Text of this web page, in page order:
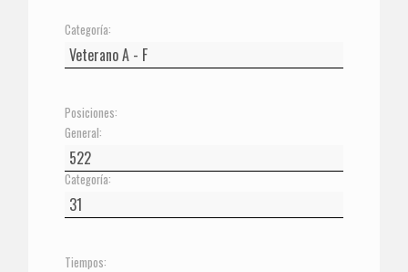
Categoría:
Posiciones:
General:
Categoría:
Tiempos: